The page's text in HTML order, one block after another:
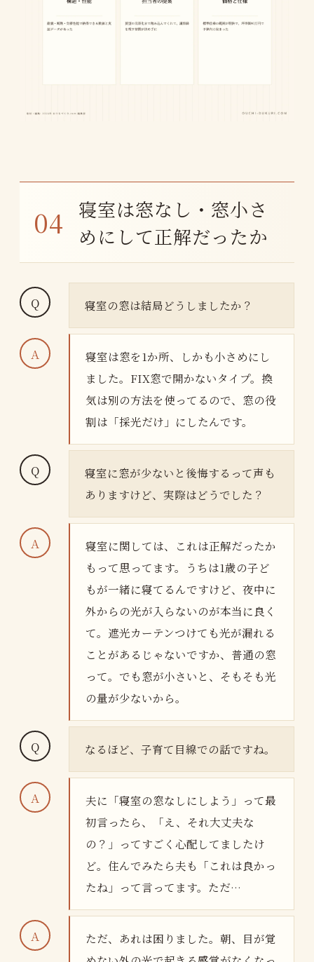
寝室は窓なし・窓小さ
めにして正解だったか
寝室の窓は結局どうしましたか？
寝室は窓を1か所、しかも小さめにし
ました。FIX窓で開かないタイプ。換
気は別の方法を使ってるので、窓の役
割は「採光だけ」にしたんです。
寝室に窓が少ないと後悔するって声も
ありますけど、実際はどうでした？
寝室に関しては、これは正解だったか
もって思ってます。うちは1歳の子ど
もが一緒に寝てるんですけど、夜中に
外からの光が入らないのが本当に良く
て。遮光カーテンつけても光が漏れる
ことがあるじゃないですか、普通の窓
って。でも窓が小さいと、そもそも光
の量が少ないから。
なるほど、子育て目線での話ですね。
夫に「寝室の窓なしにしよう」って最
初言ったら、「え、それ大丈夫な
の？」ってすごく心配してましたけ
ど。住んでみたら夫も「これは良かっ
たね」って言ってます。ただ…
ただ、あれは困りました。朝、目が覚